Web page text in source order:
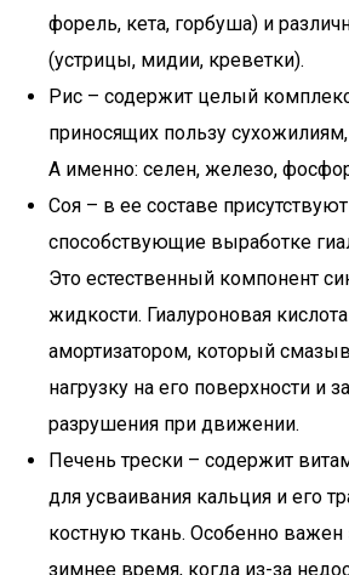
форель, кета, горбуша) и
(устрицы, мидии, креветки).
Рис – содержит целый
приносящих пользу
А именно: селен, железо,
Соя – в ее составе
способствующие выработке
Это естественный компонент
жидкости. Гиалуроновая
амортизатором, который
нагрузку на его поверхности и
разрушения при движении.
Печень трески – содержит
для усваивания кальция и его
костную ткань. Особенно важен
зимнее время, когда из-за